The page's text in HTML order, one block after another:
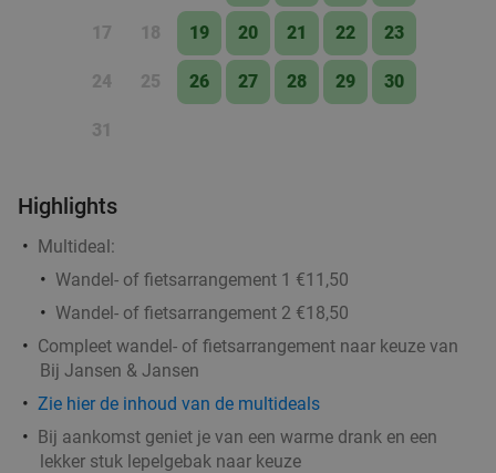
42%
3-gangen keuzediner bij Pan & Koek Heino
Morgen
Verkocht: 794
2-gangen keuzediner om af te halen
Wo Do Vr
Za
Indus Catering
9.1
Nunspeet
17 18 19 20 21 22 23
24 25 26 27 28 29 30
31
Highlights
Multideal:
Wandel- of fietsarrangement 1 €11,50
Wandel- of fietsarrangement 2 €18,50
Compleet wandel- of fietsarrangement naar keuze van
Bij Jansen & Jansen
Zie hier de inhoud van de multideals
Bij aankomst geniet je van een warme drank en een
lekker stuk lepelgebak naar keuze